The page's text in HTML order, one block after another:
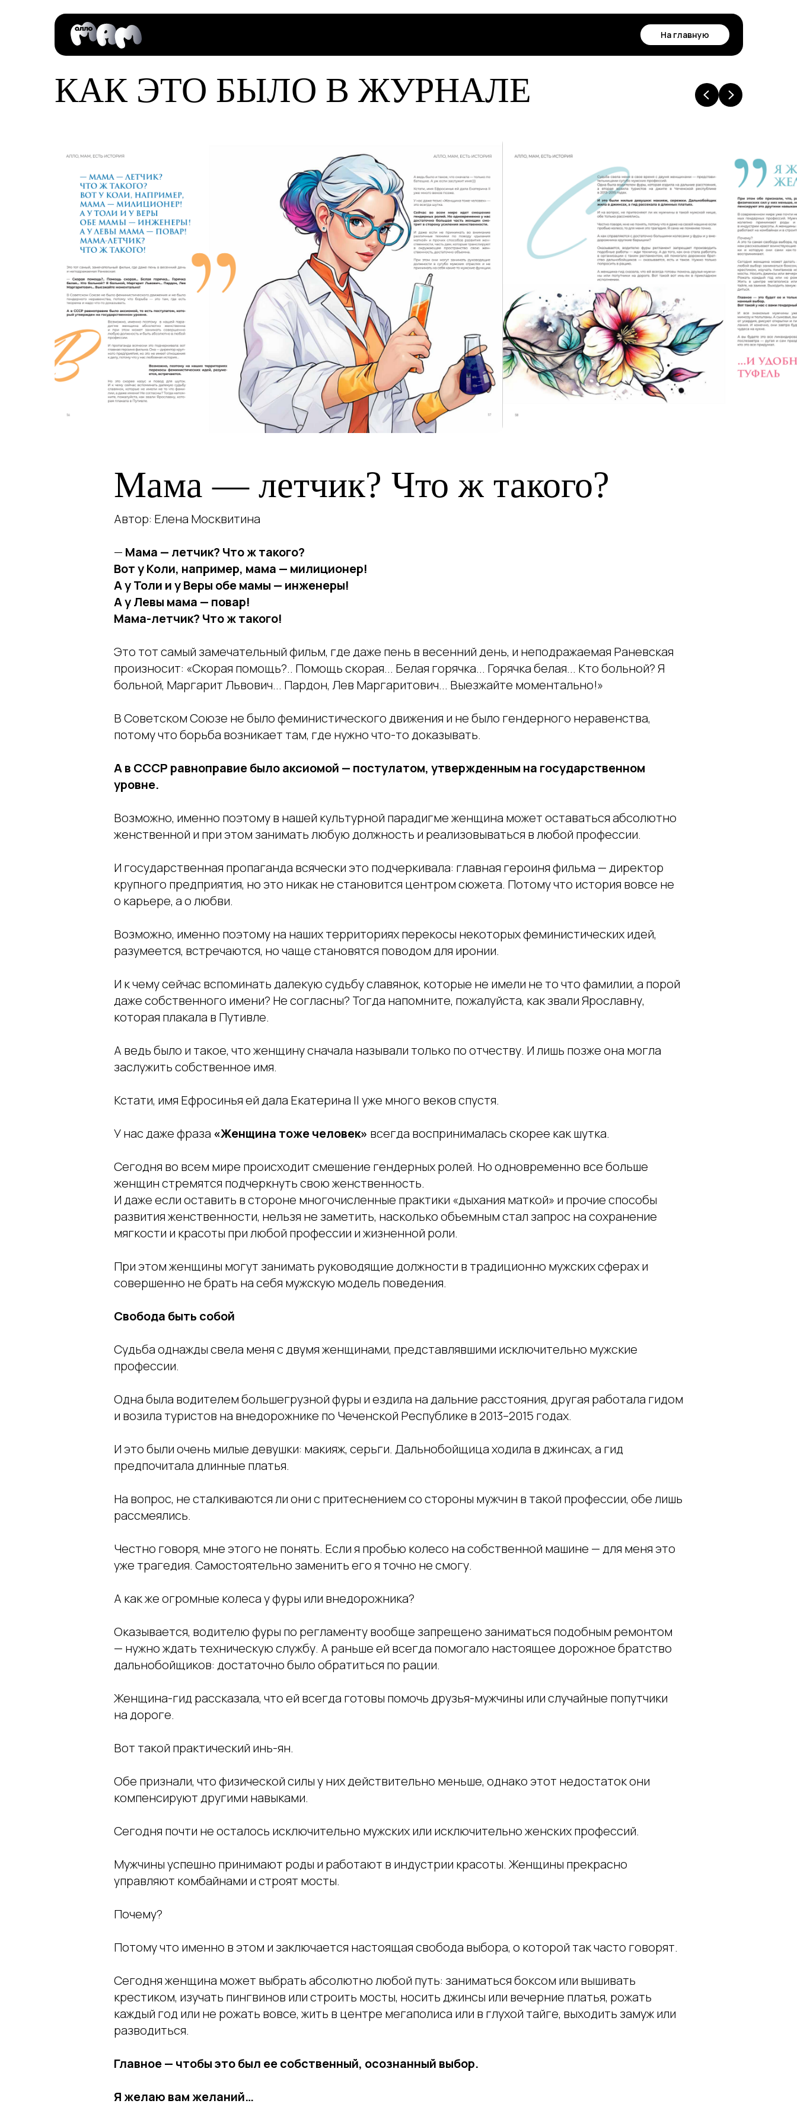
На главную
КАК ЭТО БЫЛО В ЖУРНАЛЕ
Мама — летчик? Что ж такого?
Автор: Елена Москвитина
— Мама — летчик? Что ж такого?
Вот у Коли, например, мама — милиционер!
А у Толи и у Веры обе мамы — инженеры!
А у Левы мама — повар!
Мама-летчик? Что ж такого!
Это тот самый замечательный фильм, где даже пень в весенний день, и неподражаемая Раневская
произносит: «Скорая помощь?.. Помощь скорая... Белая горячка... Горячка белая... Кто больной? Я
больной, Маргарит Львович... Пардон, Лев Маргаритович... Выезжайте моментально!»
В Советском Союзе не было феминистического движения и не было гендерного неравенства,
потому что борьба возникает там, где нужно что-то доказывать.
А в СССР равноправие было аксиомой — постулатом, утвержденным на государственном
уровне.
Возможно, именно поэтому в нашей культурной парадигме женщина может оставаться абсолютно
женственной и при этом занимать любую должность и реализовываться в любой профессии.
И государственная пропаганда всячески это подчеркивала: главная героиня фильма — директор
крупного предприятия, но это никак не становится центром сюжета. Потому что история вовсе не
о карьере, а о любви.
Возможно, именно поэтому на наших территориях перекосы некоторых феминистических идей,
разумеется, встречаются, но чаще становятся поводом для иронии.
И к чему сейчас вспоминать далекую судьбу славянок, которые не имели не то что фамилии, а порой
даже собственного имени? Не согласны? Тогда напомните, пожалуйста, как звали Ярославну,
которая плакала в Путивле.
А ведь было и такое, что женщину сначала называли только по отчеству. И лишь позже она могла
заслужить собственное имя.
Кстати, имя Ефросинья ей дала Екатерина II уже много веков спустя.
У нас даже фраза «Женщина тоже человек» всегда воспринималась скорее как шутка.
Сегодня во всем мире происходит смешение гендерных ролей. Но одновременно все больше
женщин стремятся подчеркнуть свою женственность.
И даже если оставить в стороне многочисленные практики «дыхания маткой» и прочие способы
развития женственности, нельзя не заметить, насколько объемным стал запрос на сохранение
мягкости и красоты при любой профессии и жизненной роли.
При этом женщины могут занимать руководящие должности в традиционно мужских сферах и
совершенно не брать на себя мужскую модель поведения.
Свобода быть собой
Судьба однажды свела меня с двумя женщинами, представлявшими исключительно мужские
профессии.
Одна была водителем большегрузной фуры и ездила на дальние расстояния, другая работала гидом
и возила туристов на внедорожнике по Чеченской Республике в 2013–2015 годах.
И это были очень милые девушки: макияж, серьги. Дальнобойщица ходила в джинсах, а гид
предпочитала длинные платья.
На вопрос, не сталкиваются ли они с притеснением со стороны мужчин в такой профессии, обе лишь
рассмеялись.
Честно говоря, мне этого не понять. Если я пробью колесо на собственной машине — для меня это
уже трагедия. Самостоятельно заменить его я точно не смогу.
А как же огромные колеса у фуры или внедорожника?
Оказывается, водителю фуры по регламенту вообще запрещено заниматься подобным ремонтом
— нужно ждать техническую службу. А раньше ей всегда помогало настоящее дорожное братство
дальнобойщиков: достаточно было обратиться по рации.
Женщина-гид рассказала, что ей всегда готовы помочь друзья-мужчины или случайные попутчики
на дороге.
Вот такой практический инь-ян.
Обе признали, что физической силы у них действительно меньше, однако этот недостаток они
компенсируют другими навыками.
Сегодня почти не осталось исключительно мужских или исключительно женских профессий.
Мужчины успешно принимают роды и работают в индустрии красоты. Женщины прекрасно
управляют комбайнами и строят мосты.
Почему?
Потому что именно в этом и заключается настоящая свобода выбора, о которой так часто говорят.
Сегодня женщина может выбрать абсолютно любой путь: заниматься боксом или вышивать
крестиком, изучать пингвинов или строить мосты, носить джинсы или вечерние платья, рожать
каждый год или не рожать вовсе, жить в центре мегаполиса или в глухой тайге, выходить замуж или
разводиться.
Главное — чтобы это был ее собственный, осознанный выбор.
Я желаю вам желаний…